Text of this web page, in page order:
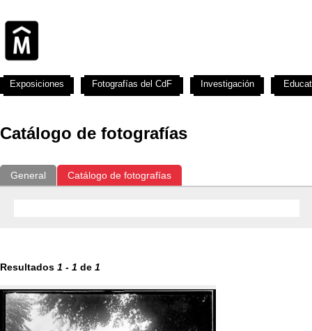
Catálogo de fotografías
General Catálogo de fotografías
Resultados 1 - 1 de 1
Exposiciones Fotografías del CdF Investigación